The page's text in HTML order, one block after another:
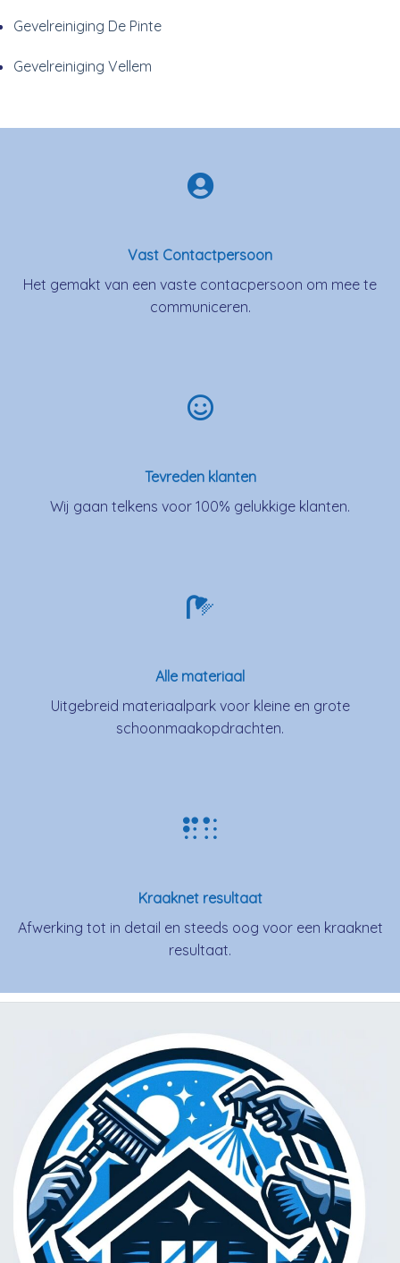
Gevelreiniging De Pinte
Gevelreiniging Vellem
Vast Contactpersoon
Het gemakt van een vaste contacpersoon om mee te
communiceren.
Tevreden klanten
Wij gaan telkens voor 100% gelukkige klanten.
Alle materiaal
Uitgebreid materiaalpark voor kleine en grote
schoonmaakopdrachten.
Kraaknet resultaat
Afwerking tot in detail en steeds oog voor een kraaknet
resultaat.